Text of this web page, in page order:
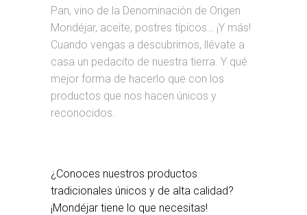
Pan, vino de la Denominación de Origen
Mondéjar, aceite, postres típicos… ¡Y más!
Cuando vengas a descubrirnos, llévate a
casa un pedacito de nuestra tierra. Y qué
mejor forma de hacerlo que con los
productos que nos hacen únicos y
reconocidos.
¿Conoces nuestros productos
tradicionales únicos y de alta calidad?
¡Mondéjar tiene lo que necesitas!